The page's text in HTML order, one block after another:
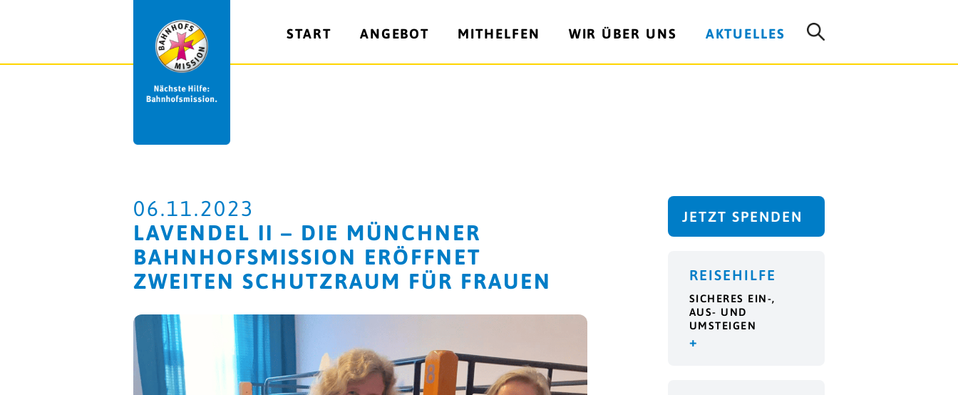
START ANGEBOT MITHELFEN WIR ÜBER UNS AKTUELLES
06.11.2023
LAVENDEL II – DIE MÜNCHNER
BAHNHOFSMISSION ERÖFFNET
ZWEITEN SCHUTZRAUM FÜR FRAUEN
JETZT SPENDEN
REISEHILFE
SICHERES EIN-,
AUS- UND
UMSTEIGEN
+